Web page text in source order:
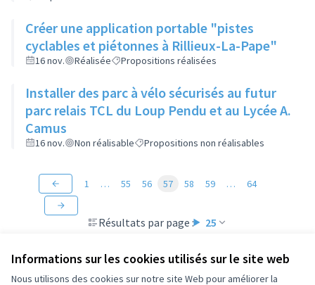
Informations sur les cookies utilisés sur le site web
Nous utilisons des cookies sur notre site Web pour améliorer la
Créer une application portable "pistes
cyclables et piétonnes à Rillieux-La-Pape"
16 nov. Réalisée Propositions réalisées
Installer des parc à vélo sécurisés au futur
parc relais TCL du Loup Pendu et au Lycée A.
Camus
16 nov. Non réalisable Propositions non réalisables
Résultats par page : 25
1 … 55 56 57 58 59 … 64